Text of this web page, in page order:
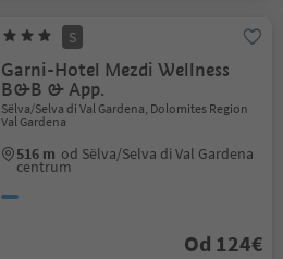
S
Garni-Hotel Mezdi Wellness
B&B & App.
Sëlva/Selva di Val Gardena, Dolomites Region
Val Gardena
516 m od Sëlva/Selva di Val Gardena
centrum
Od 124€